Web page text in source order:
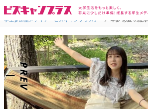
学生参加型メディア「ビズキャンプラス」 > 本多 彩夏 の記事